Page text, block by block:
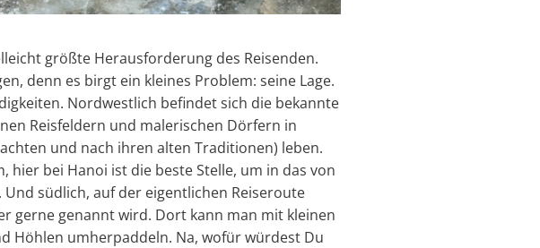
größte Herausforderung des Reisenden.
denn es birgt ein kleines Problem: seine Lage.
Nordwestlich befindet sich die bekannte
Reisfeldern und malerischen Dörfern in
und nach ihren alten Traditionen) leben.
hier bei Hanoi ist die beste Stelle, um in das von
südlich, auf der eigentlichen Reiseroute
gerne genannt wird. Dort kann man mit kleinen
Höhlen umherpaddeln. Na, wofür würdest Du